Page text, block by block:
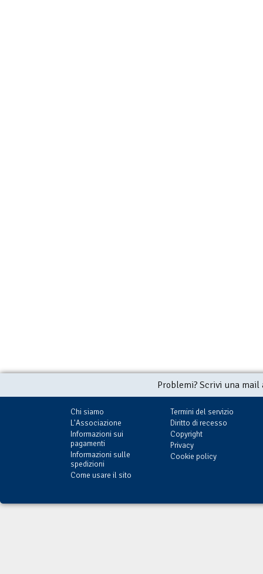
Problemi? Scrivi una
Chi siamo
L'Associazione
Informazioni sui
pagamenti
Informazioni sulle
spedizioni
Come usare il sito
Termini del servizio
Diritto di recesso
Copyright
Privacy
Cookie policy